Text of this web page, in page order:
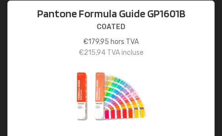
Pantone Formula Guide GP1601B
COATED
€179,95 hors TVA
€215,94TVA incluse